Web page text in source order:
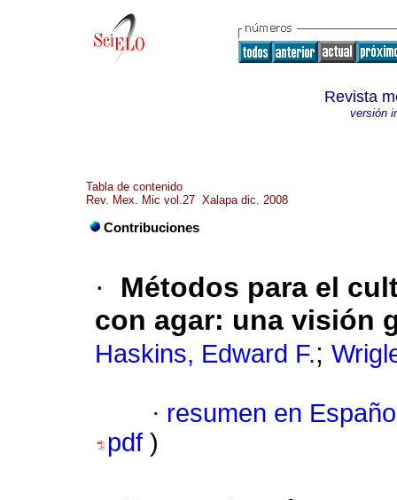
Revista
versión
Tabla de contenido
Rev. Mex. Mic vol.27 Xalapa dic. 2008
Contribuciones
·
Métodos para el
con agar: una visión
Haskins, Edward F.;
· resumen en
pdf )